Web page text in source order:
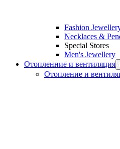
Fashion
Necklaces &
Special Stores
Men's Jewellery
Отопленние и вентиляция
Отопление и